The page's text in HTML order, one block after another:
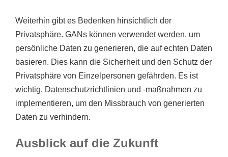
Weiterhin gibt es Bedenken hinsichtlich der
Privatsphäre. GANs können verwendet werden, um
persönliche Daten zu generieren, die auf echten Daten
basieren. Dies kann die Sicherheit und den Schutz der
Privatsphäre von Einzelpersonen gefährden. Es ist
wichtig, Datenschutzrichtlinien und -maßnahmen zu
implementieren, um den Missbrauch von generierten
Daten zu verhindern.
Ausblick auf die Zukunft